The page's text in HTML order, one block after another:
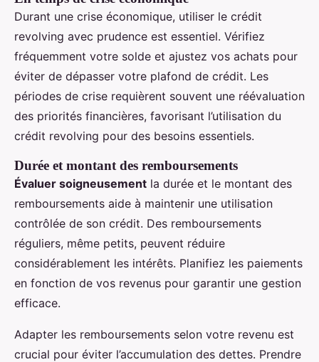
Durant une crise économique, utiliser le crédit
revolving avec prudence est essentiel. Vérifiez
fréquemment votre solde et ajustez vos achats pour
éviter de dépasser votre plafond de crédit. Les
périodes de crise requièrent souvent une réévaluation
des priorités financières, favorisant l’utilisation du
crédit revolving pour des besoins essentiels.
Durée et montant des remboursements
Évaluer soigneusement la durée et le montant des
remboursements aide à maintenir une utilisation
contrôlée de son crédit. Des remboursements
réguliers, même petits, peuvent réduire
considérablement les intérêts. Planifiez les paiements
en fonction de vos revenus pour garantir une gestion
efficace.
Adapter les remboursements selon votre revenu est
crucial pour éviter l’accumulation des dettes. Prendre